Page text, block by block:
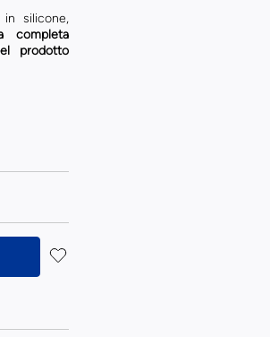
silicone,
completa
prodotto